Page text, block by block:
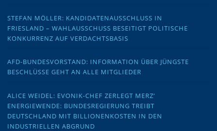
STEFAN MÖLLER: KANDIDATENAUSSCHLUSS IN
FRIESLAND – WAHLAUSSCHUSS BESEITIGT POLITISCHE
KONKURRENZ AUF VERDACHTSBASIS
AFD-BUNDESVORSTAND: INFORMATION ÜBER JÜNGSTE
BESCHLÜSSE GEHT AN ALLE MITGLIEDER
ALICE WEIDEL: EVONIK-CHEF ZERLEGT MERZ‘
ENERGIEWENDE: BUNDESREGIERUNG TREIBT
DEUTSCHLAND MIT BILLIONENKOSTEN IN DEN
INDUSTRIELLEN ABGRUND